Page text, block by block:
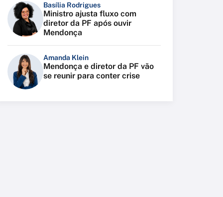
Basília Rodrigues
Ministro ajusta fluxo com
diretor da PF após ouvir
Mendonça
Amanda Klein
Mendonça e diretor da PF vão
se reunir para conter crise